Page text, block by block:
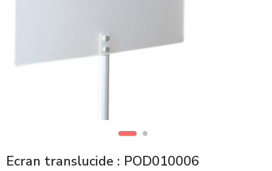
Ecran translucide : POD010006